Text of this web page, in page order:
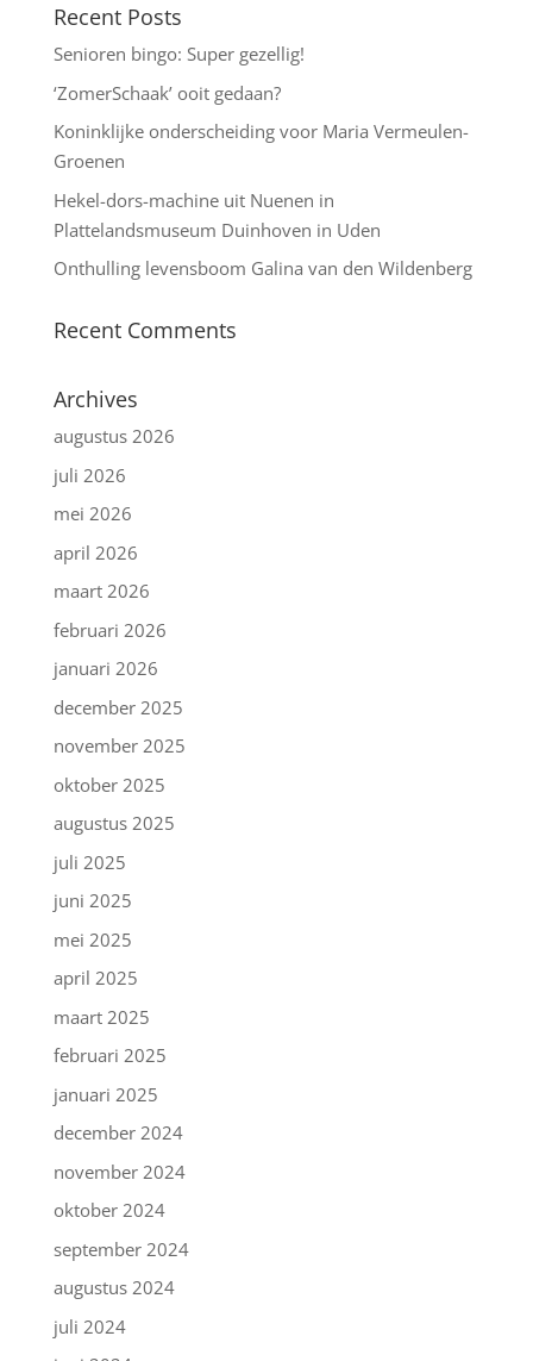
Recent Posts
Senioren bingo: Super gezellig!
‘ZomerSchaak’ ooit gedaan?
Koninklijke onderscheiding voor Maria Vermeulen-
Groenen
Hekel-dors-machine uit Nuenen in
Plattelandsmuseum Duinhoven in Uden
Onthulling levensboom Galina van den Wildenberg
Recent Comments
Archives
augustus 2026
juli 2026
mei 2026
april 2026
maart 2026
februari 2026
januari 2026
december 2025
november 2025
oktober 2025
augustus 2025
juli 2025
juni 2025
mei 2025
april 2025
maart 2025
februari 2025
januari 2025
december 2024
november 2024
oktober 2024
september 2024
augustus 2024
juli 2024